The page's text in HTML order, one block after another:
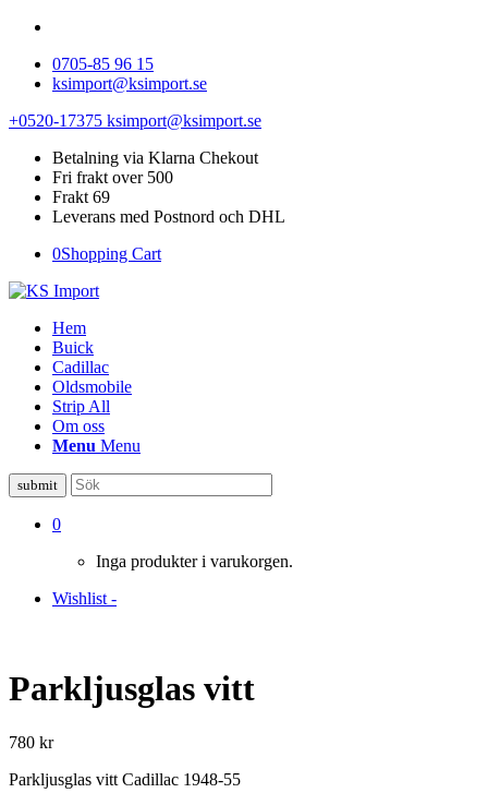
0705-85 96 15
ksimport@ksimport.se
+0520-17375 ksimport@ksimport.se
Betalning via Klarna Chekout
Fri frakt over 500
Frakt 69
Leverans med Postnord och DHL
0Shopping Cart
Hem
Buick
Cadillac
Oldsmobile
Strip All
Om oss
Menu Menu
0
Inga produkter i varukorgen.
Wishlist -
Parkljusglas vitt
780 kr
Parkljusglas vitt Cadillac 1948-55